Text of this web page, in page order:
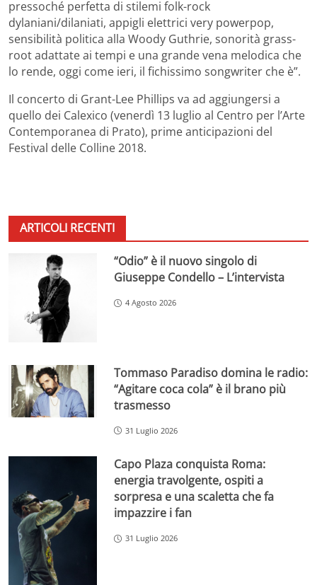
pressoché perfetta di stilemi folk-rock
dylaniani/dilaniati, appigli elettrici very powerpop,
sensibilità politica alla Woody Guthrie, sonorità grass-
root adattate ai tempi e una grande vena melodica che
lo rende, oggi come ieri, il fichissimo songwriter che è”.
Il concerto di Grant-Lee Phillips va ad aggiungersi a
quello dei Calexico (venerdì 13 luglio al Centro per l’Arte
Contemporanea di Prato), prime anticipazioni del
Festival delle Colline 2018.
ARTICOLI RECENTI
“Odio” è il nuovo singolo di
Giuseppe Condello – L’intervista
4 Agosto 2026
Tommaso Paradiso domina le radio:
“Agitare coca cola” è il brano più
trasmesso
31 Luglio 2026
Capo Plaza conquista Roma:
energia travolgente, ospiti a
sorpresa e una scaletta che fa
impazzire i fan
31 Luglio 2026